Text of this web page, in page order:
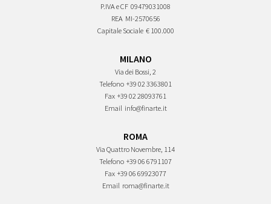
P.IVA e CF 09479031008
REA MI-2570656
Capitale Sociale € 100.000
MILANO
Via dei Bossi, 2
Telefono +39 02 3363801
Fax +39 02 28093761
Email info@finarte.it
ROMA
Via Quattro Novembre, 114
Telefono +39 06 6791107
Fax +39 06 69923077
Email roma@finarte.it